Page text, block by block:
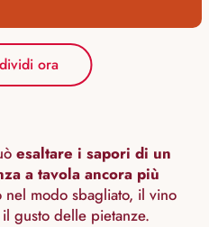
ora
esaltare i sapori di un
a tavola ancora più
nel modo sbagliato, il vino
gusto delle pietanze.